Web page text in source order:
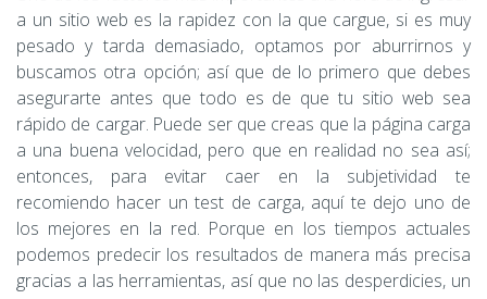
a un sitio web es la rapidez con la que cargue, si es muy
pesado y tarda demasiado, optamos por aburrirnos y
buscamos otra opción; así que de lo primero que debes
asegurarte antes que todo es de que tu sitio web sea
rápido de cargar. Puede ser que creas que la página carga
a una buena velocidad, pero que en realidad no sea así;
entonces, para evitar caer en la subjetividad te
recomiendo hacer un test de carga, aquí te dejo uno de
los mejores en la red. Porque en los tiempos actuales
podemos predecir los resultados de manera más precisa
gracias a las herramientas, así que no las desperdicies, un